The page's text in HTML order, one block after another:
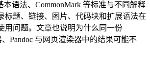
本语法、CommonMark 等标准与不同解释
标题、链接、图片、代码块和扩展语法在
用问题。文章也说明为什么同一份
Pandoc 与网页渲染器中的结果可能不